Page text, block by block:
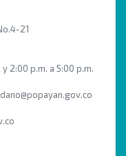
21
2:00 p.m. a 5:00 p.m.